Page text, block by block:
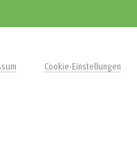
Cookie-Einstellungen